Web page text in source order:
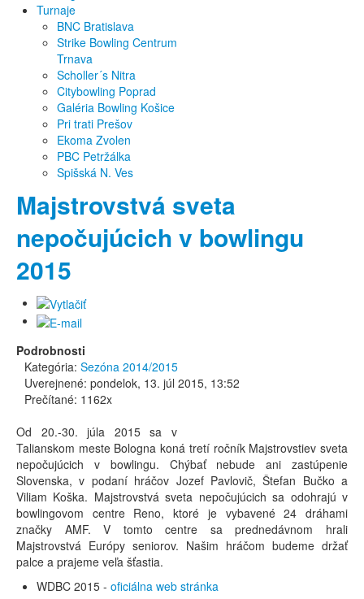
Turnaje
BNC Bratislava
Strike Bowling Centrum
Trnava
Scholler´s Nitra
Citybowling Poprad
Galéria Bowling Košice
Pri trati Prešov
Ekoma Zvolen
PBC Petržálka
Spišská N. Ves
Majstrovstvá sveta
nepočujúcich v bowlingu
2015
Podrobnosti
Kategória: Sezóna 2014/2015
Uverejnené: pondelok, 13. júl 2015, 13:52
Prečítané: 1162x
Od 20.-30. júla 2015 sa v
Talianskom meste Bologna koná tretí ročník Majstrovstiev sveta
nepočujúcich v bowlingu. Chýbať nebude ani zastúpenie
Slovenska, v podaní hráčov Jozef Pavlovič, Štefan Bučko a
Viliam Koška. Majstrovstvá sveta nepočujúcich sa odohrajú v
bowlingovom centre Reno, ktoré je vybavené 24 dráhami
značky AMF. V tomto centre sa prednedávnom hrali
Majstrovstvá Európy seniorov. Našim hráčom budeme držať
palce a prajeme veľa šťastia.
WDBC 2015 - oficiálna web stránka